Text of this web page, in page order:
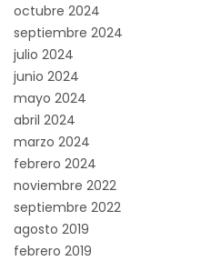
octubre 2024
septiembre 2024
julio 2024
junio 2024
mayo 2024
abril 2024
marzo 2024
febrero 2024
noviembre 2022
septiembre 2022
agosto 2019
febrero 2019